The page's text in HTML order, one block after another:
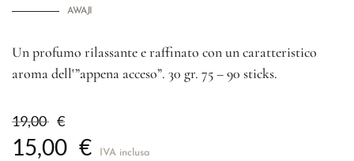
AWAJI
Un profumo rilassante e raffinato con un caratteristico
aroma dell'”appena acceso”. 30 gr. 75 – 90 sticks.
19,00 €
15,00 € IVA inclusa